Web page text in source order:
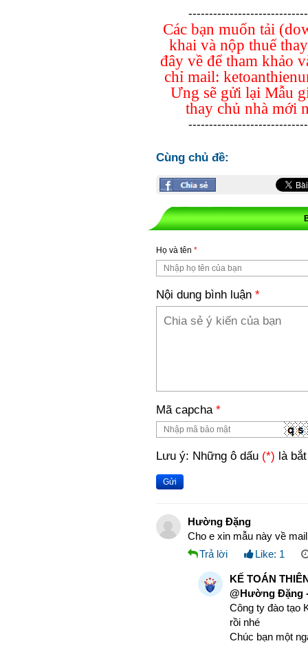
Các bạn muốn tải
khai và nộp thuế
đây về để tham khảo
chỉ mail:
Ưng sẽ gửi lại Mẫu
thay chủ nhà mới
Cùng chủ đề:
Họ và tên *
Nội dung bình luận *
Mã capcha *
Lưu ý: Những ô dấu (*) là
Gửi
Hường Đặng
Cho e xin mẫu này về
Trả lời
Like: 1
KẾ TOÁN
@Hường Đặng
Công ty đào tạo
rồi nhé
Chúc bạn một